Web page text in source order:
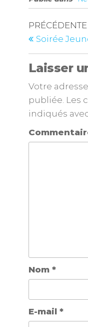
PRÉCÉDENTE
Soirée
Laisser
Votre
publiée. Les
indiqués
Nom *
E-mail *